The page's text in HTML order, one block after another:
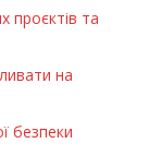
проєктів та
на
безпеки